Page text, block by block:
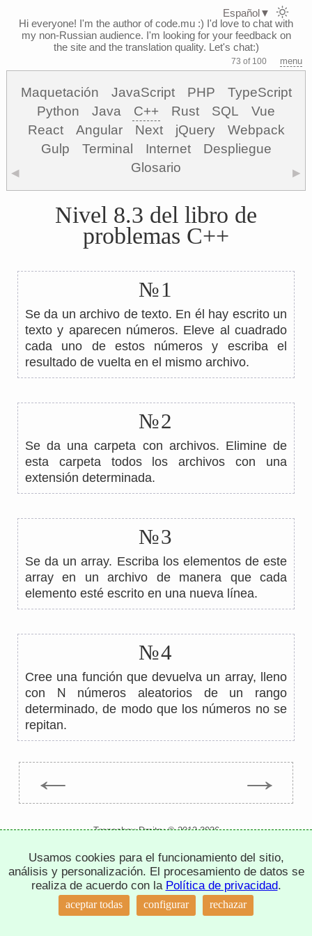
Hi everyone! I'm the author of code.mu :) I'd love to chat with
my non-Russian audience. I'm looking for your feedback on
the site and the translation quality. Let's chat:)
73 of 100 menu
Maquetación JavaScript PHP
TypeScript
Python
Java C++ Rust SQL
Vue
React
Angular Next jQuery
Webpack
Gulp
Terminal Internet
Despliegue
Glosario
◀ ▶
Nivel 8.3 del libro de
problemas C++
№1
Se da un archivo de texto. En él hay escrito un
texto y aparecen números. Eleve al cuadrado
cada uno de estos números y escriba el
resultado de vuelta en el mismo archivo.
№2
Se da una carpeta con archivos. Elimine de
esta carpeta todos los archivos con una
extensión determinada.
№3
Se da un array. Escriba los elementos de este
array en un archivo de manera que cada
elemento esté escrito en una nueva línea.
№4
Cree una función que devuelva un array, lleno
con N números aleatorios de un rango
determinado, de modo que los números no se
repitan.
← →
Trepachev Dmitry © 2012-2026
política de privacidad configurar cookies
Español▼
Usamos cookies para el funcionamiento del sitio,
análisis y personalización. El procesamiento de datos se
realiza de acuerdo con la Política de privacidad.
aceptar todas configurar rechazar